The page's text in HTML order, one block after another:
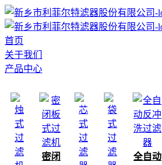
首页
关于我们
产品中心
密闭
全自动